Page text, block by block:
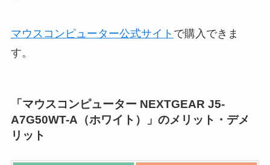
マウスコンピューター公式サイト で購入できま
す。
「マウスコンピューター NEXTGEAR J5-
A7G50WT-A（ホワイト）」のメリット・デメ
リット